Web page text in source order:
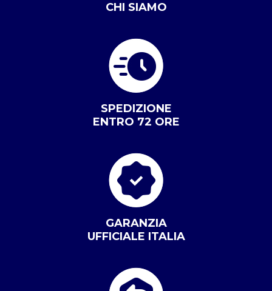
CHI SIAMO
SPEDIZIONE
ENTRO 72 ORE
GARANZIA
UFFICIALE ITALIA